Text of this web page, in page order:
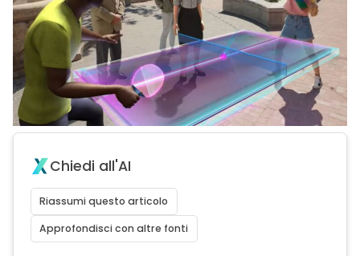
Chiedi all'AI
Riassumi questo articolo
Approfondisci con altre fonti